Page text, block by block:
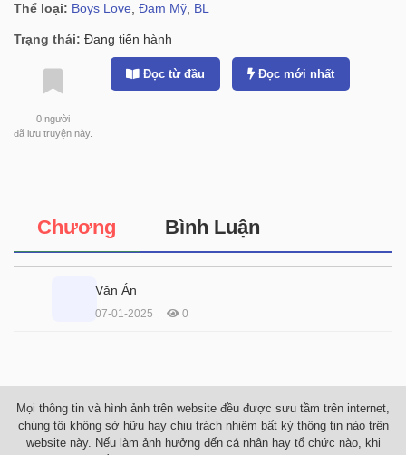
Thể loại: Boys Love Đam Mỹ BL
Trạng thái: Đang tiến hành
0 người
đã lưu truyện này.
Đọc từ đầu Đọc mới nhất
Chương Bình Luận
Văn Án
07-01-2025 0
Mọi thông tin và hình ảnh trên website đều được sưu tầm trên internet,
chúng tôi không sở hữu hay chịu trách nhiệm bất kỳ thông tin nào trên
website này. Nếu làm ảnh hưởng đến cá nhân hay tổ chức nào, khi